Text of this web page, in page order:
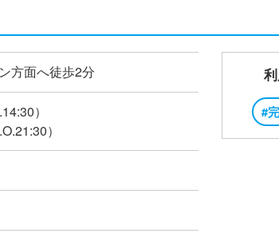
方面へ徒歩2分
）
）
#